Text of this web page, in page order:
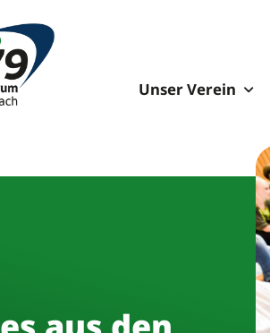
Unser Verein